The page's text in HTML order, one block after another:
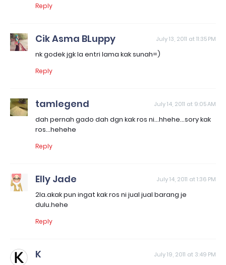
Reply
Cik Asma BLuppy July 13, 2011 at 11:35 PM
nk godek jgk la entri lama kak sunah=)
Reply
tamlegend July 14, 2011 at 9:05 AM
dah pernah gado dah dgn kak ros ni...hhehe...sory kak
ros...hehehe
Reply
Elly Jade July 14, 2011 at 1:36 PM
2la.akak pun ingat kak ros ni jual jual barang je
dulu.hehe
Reply
K July 19, 2011 at 3:49 PM